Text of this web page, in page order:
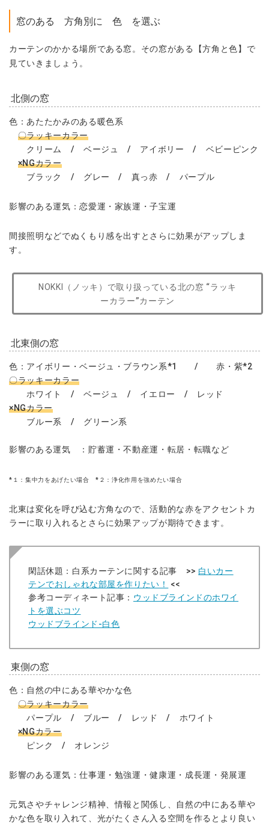
窓のある 方角別に 色 を選ぶ
カーテンのかかる場所である窓。その窓がある【方角と色】で
見ていきましょう。
北側の窓
色：あたたかみのある暖色系
〇ラッキーカラー
クリーム / ベージュ / アイボリー / ベビーピンク
×NGカラー
ブラック / グレー / 真っ赤 / パープル
影響のある運気：恋愛運・家族運・子宝運
間接照明などでぬくもり感を出すとさらに効果がアップしま
す。
NOKKI（ノッキ）で取り扱っている北の窓 “ラッキ
ーカラー”カーテン
北東側の窓
色：アイボリー・ベージュ・ブラウン系*1 / 赤・紫*2
〇ラッキーカラー
ホワイト / ベージュ / イエロー / レッド
×NGカラー
ブルー系 / グリーン系
影響のある運気 ：貯蓄運・不動産運・転居・転職など
*１：集中力をあげたい場合 *２：浄化作用を強めたい場合
北東は変化を呼び込む方角なので、活動的な赤をアクセントカ
ラーに取り入れるとさらに効果アップが期待できます。
閑話休題：白系カーテンに関する記事 >> 白いカー
テンでおしゃれな部屋を作りたい！
<<
参考コーディネート記事： ウッドブラインドのホワイ
トを選ぶコツ
ウッドブラインド-白色
東側の窓
色：自然の中にある華やかな色
〇ラッキーカラー
パープル / ブルー / レッド / ホワイト
×NGカラー
ピンク / オレンジ
影響のある運気：仕事運・勉強運・健康運・成長運・発展運
元気さやチャレンジ精神、情報と関係し、自然の中にある華や
かな色を取り入れて、光がたくさん入る空間を作るとより良い